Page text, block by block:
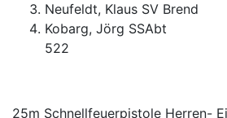
Neufeldt, Klaus
Kobarg,
522
25m Schnellfeuerpistole Herren-